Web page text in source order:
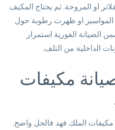
او المروحة. ثم يحتاج المكيف
او ظهرت رطوبة حول
الصيانة الفورية استمرار
الداخلية من التلف.
مكيفات
الملك فهد فالحل واضح.